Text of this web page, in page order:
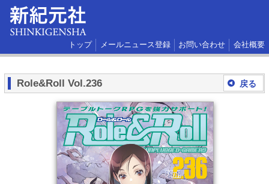
トップ メールニュース登録 お問い合わせ 会社概要
戻る
Role&Roll Vol.236